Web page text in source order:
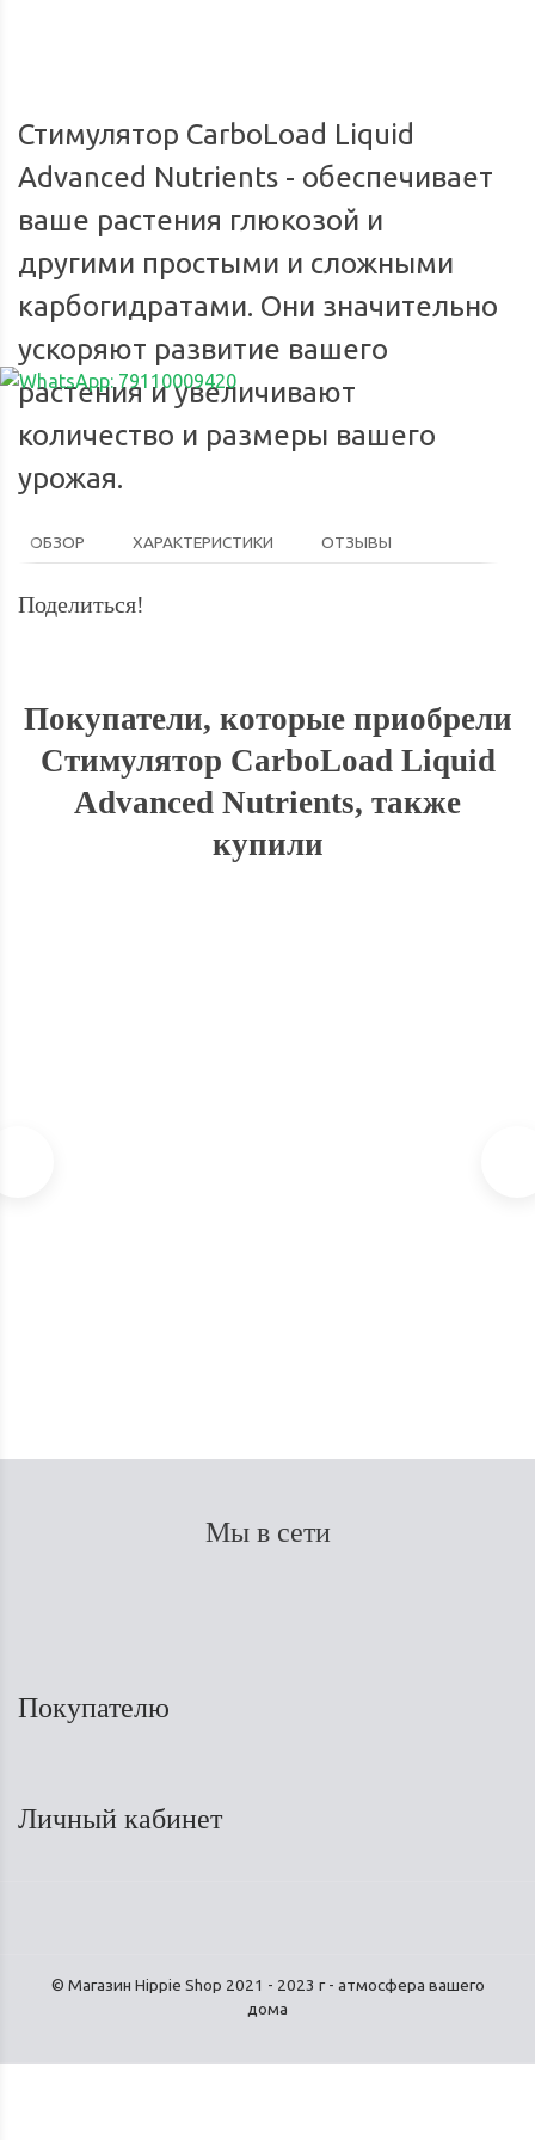
Стимулятор CarboLoad Liquid
Advanced Nutrients - обеспечивает
ваше растения глюкозой и
другими простыми и сложными
карбогидратами. Они значительно
ускоряют развитие вашего
растения и увеличивают
количество и размеры вашего
урожая.
ОБЗОР ХАРАКТЕРИСТИКИ ОТЗЫВЫ
Поделиться!
Покупатели, которые приобрели
Стимулятор CarboLoad Liquid
Advanced Nutrients, также
купили
Мы в сети
Покупателю
Личный кабинет
© Магазин Hippie Shop 2021 - 2023 г - атмосфера вашего
дома